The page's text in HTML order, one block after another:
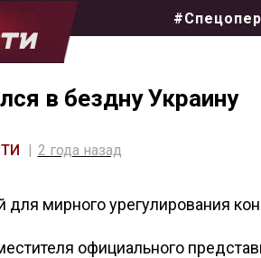
в бездну Украину
2 года назад
для мирного урегулирования
официального